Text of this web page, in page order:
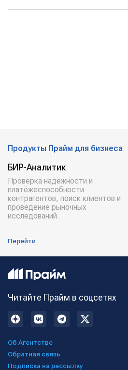
Экономика Промышленность
Продукты Прайм для бизнеса
БИР-Аналитик
Проверка надёжности и
платёжеспособности
контрагентов, поиск клиентов и
проведение рыночных
исследований.
Перейти
Читайте Прайм в соцсетях
Об Агентстве
Обратная связь
Подписка на рассылку